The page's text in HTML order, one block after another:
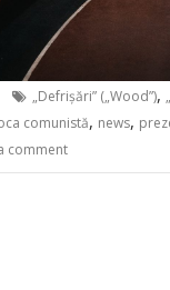
„Defrișări” („Wood”),
comunistă, news,
comment